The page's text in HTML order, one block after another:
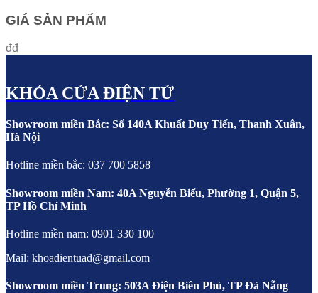
GIÁ SẢN PHẨM
đđ
KHÓA CỬA ĐIỆN TỬ
Showroom miền Bắc: Số 140A Khuất Duy Tiến, Thanh Xuân,
Hà Nội
Hotline miền bắc: 037 700 5858
Showroom miền Nam: 40A Nguyễn Biểu, Phường 1, Quận 5,
TP Hồ Chí Minh
Hotline miền nam: 0901 330 100
Mail: khoadientuad@gmail.com
Showroom miền Trung: 503A Điện Biên Phủ, TP Đà Nẵng